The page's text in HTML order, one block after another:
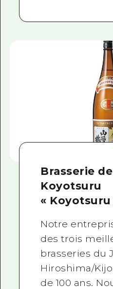
Brasserie
Koyotsuru
« Koyotsuru
Notre
des trois
brasseries du
Hiroshima/
de 100 ans.